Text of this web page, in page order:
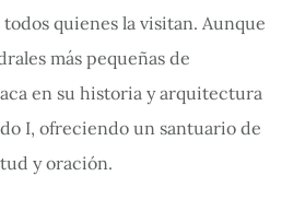
quienes la visitan. Aunque
más pequeñas de
en su historia y arquitectura
I, ofreciendo un santuario de
y oración.